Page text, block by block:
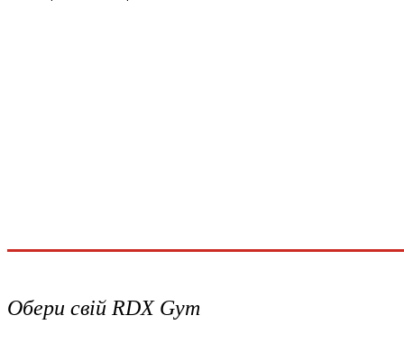
Обери свій RDX Gym